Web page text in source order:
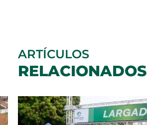
ARTÍCULOS
RELACIONADOS